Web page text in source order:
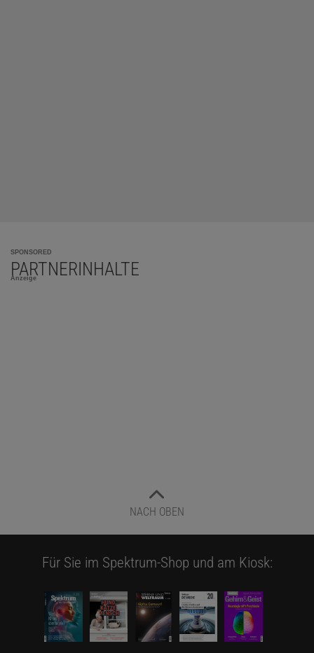
SPONSORED
PARTNERINHALTE
Anzeige
NACH OBEN
Für Sie im Spektrum-Shop und am Kiosk: